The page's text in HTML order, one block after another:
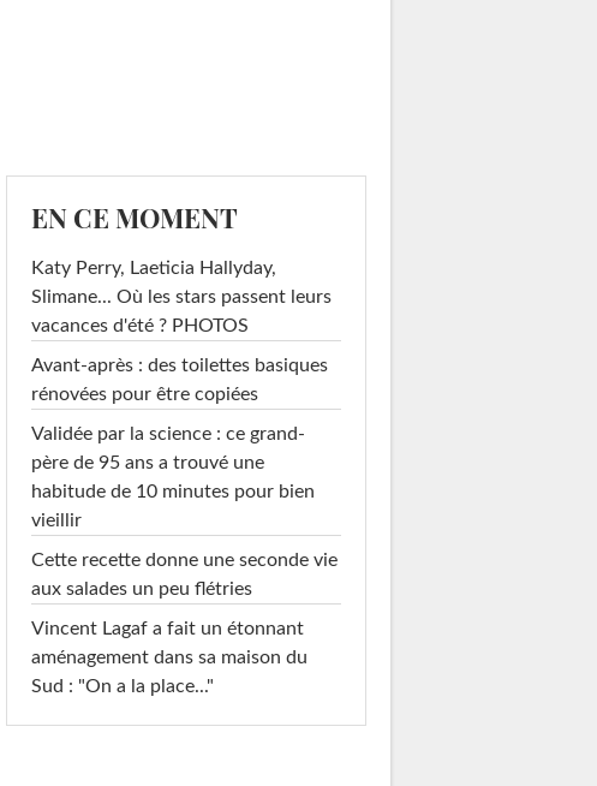
EN CE MOMENT
Katy Perry, Laeticia Hallyday,
Slimane... Où les stars passent leurs
vacances d'été ? PHOTOS
Avant-après : des toilettes basiques
rénovées pour être copiées
Validée par la science : ce grand-
père de 95 ans a trouvé une
habitude de 10 minutes pour bien
vieillir
Cette recette donne une seconde vie
aux salades un peu flétries
Vincent Lagaf a fait un étonnant
aménagement dans sa maison du
Sud : "On a la place..."